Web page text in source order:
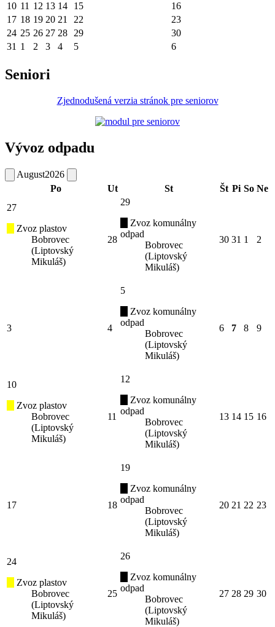
10 11 12 13 14 15
16
17 18 19 20 21 22
23
24 25 26 27 28 29
30
31 1 2 3 4 5 6
Seniori
Zjednodušená verzia stránok pre seniorov
Vývoz odpadu
August2026
Po
Ut St Št Pi So Ne
27
Zvoz plastov
Bobrovec
(Liptovský
Mikuláš)
28
29
Zvoz komunálny
odpad
Bobrovec
(Liptovský
Mikuláš)
30 31 1 2
3 4
5
Zvoz komunálny
odpad
Bobrovec
(Liptovský
Mikuláš)
6 7 8 9
10
Zvoz plastov
Bobrovec
(Liptovský
Mikuláš)
11
12
Zvoz komunálny
odpad
Bobrovec
(Liptovský
Mikuláš)
13 14 15 16
17 18
19
Zvoz komunálny
odpad
Bobrovec
(Liptovský
Mikuláš)
20 21 22 23
24
Zvoz plastov
Bobrovec
(Liptovský
Mikuláš)
25
26
Zvoz komunálny
odpad
Bobrovec
(Liptovský
Mikuláš)
27 28 29 30